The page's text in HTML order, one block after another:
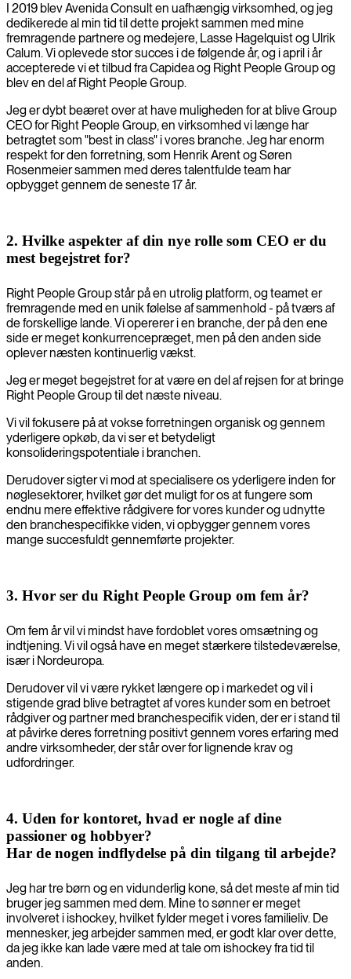
I 2019 blev Avenida Consult en uafhængig virksomhed, og jeg
dedikerede al min tid til dette projekt sammen med mine
fremragende partnere og medejere, Lasse Hagelquist og Ulrik
Calum. Vi oplevede stor succes i de følgende år, og i april i år
accepterede vi et tilbud fra Capidea og Right People Group og
blev en del af Right People Group.
Jeg er dybt beæret over at have muligheden for at blive Group
CEO for Right People Group, en virksomhed vi længe har
betragtet som "best in class" i vores branche. Jeg har enorm
respekt for den forretning, som Henrik Arent og Søren
Rosenmeier sammen med deres talentfulde team har
opbygget gennem de seneste 17 år.
2. Hvilke aspekter af din nye rolle som CEO er du
mest begejstret for?
Right People Group står på en utrolig platform, og teamet er
fremragende med en unik følelse af sammenhold - på tværs af
de forskellige lande. Vi opererer i en branche, der på den ene
side er meget konkurrencepræget, men på den anden side
oplever næsten kontinuerlig vækst.
Jeg er meget begejstret for at være en del af rejsen for at bringe
Right People Group til det næste niveau.
Vi vil fokusere på at vokse forretningen organisk og gennem
yderligere opkøb, da vi ser et betydeligt
konsolideringspotentiale i branchen.
Derudover sigter vi mod at specialisere os yderligere inden for
nøglesektorer, hvilket gør det muligt for os at fungere som
endnu mere effektive rådgivere for vores kunder og udnytte
den branchespecifikke viden, vi opbygger gennem vores
mange succesfuldt gennemførte projekter.
3. Hvor ser du Right People Group om fem år?
Om fem år vil vi mindst have fordoblet vores omsætning og
indtjening. Vi vil også have en meget stærkere tilstedeværelse,
især i Nordeuropa.
Derudover vil vi være rykket længere op i markedet og vil i
stigende grad blive betragtet af vores kunder som en betroet
rådgiver og partner med branchespecifik viden, der er i stand til
at påvirke deres forretning positivt gennem vores erfaring med
andre virksomheder, der står over for lignende krav og
udfordringer.
4. Uden for kontoret, hvad er nogle af dine
passioner og hobbyer?
Har de nogen indflydelse på din tilgang til arbejde?
Jeg har tre børn og en vidunderlig kone, så det meste af min tid
bruger jeg sammen med dem. Mine to sønner er meget
involveret i ishockey, hvilket fylder meget i vores familieliv. De
mennesker, jeg arbejder sammen med, er godt klar over dette,
da jeg ikke kan lade være med at tale om ishockey fra tid til
anden.